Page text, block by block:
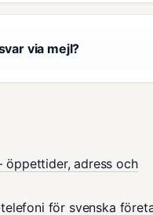
via mejl?
öppettider, adress och
telefoni för svenska